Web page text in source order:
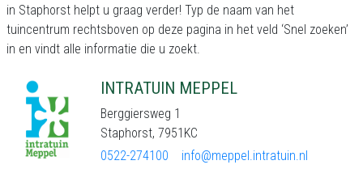
in Staphorst helpt u graag verder! Typ de naam van het
tuincentrum rechtsboven op deze pagina in het veld ‘Snel zoeken’
in en vindt alle informatie die u zoekt.
INTRATUIN MEPPEL
Berggiersweg 1
Staphorst, 7951KC
0522-274100
info@meppel.intratuin.nl